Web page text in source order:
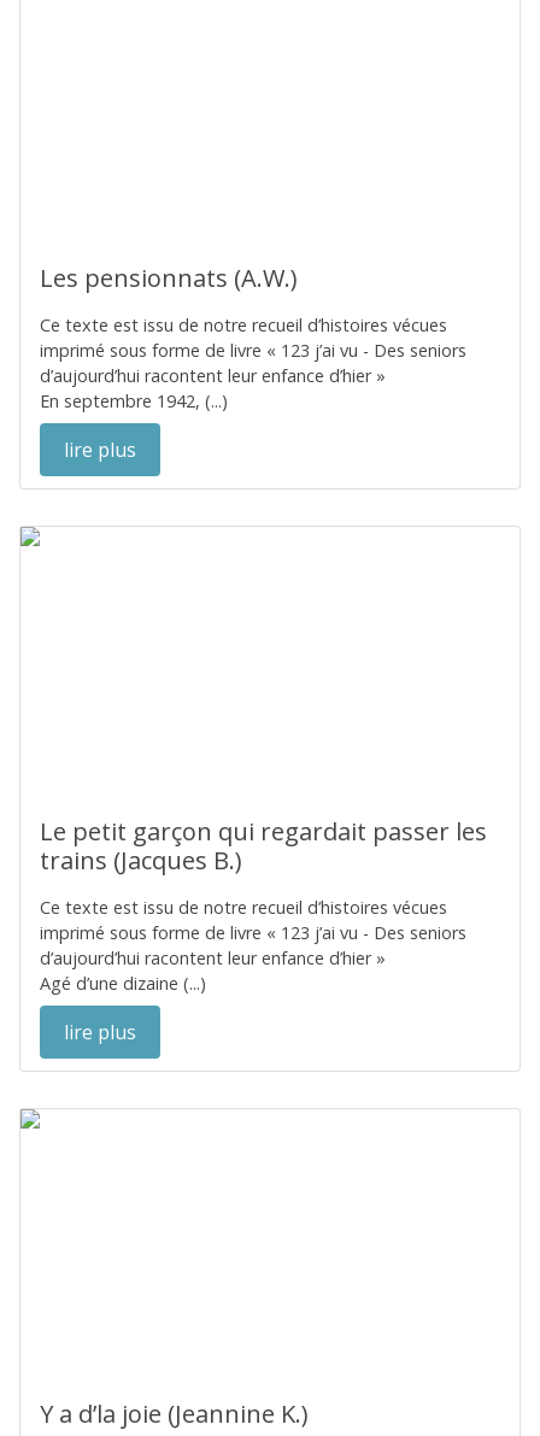
Les pensionnats (A.W.)
Ce texte est issu de notre recueil d’histoires vécues
imprimé sous forme de livre « 123 j’ai vu - Des seniors
d’aujourd’hui racontent leur enfance d’hier »
En septembre 1942, (...)
lire plus
Le petit garçon qui regardait passer les
trains (Jacques B.)
Ce texte est issu de notre recueil d’histoires vécues
imprimé sous forme de livre « 123 j’ai vu - Des seniors
d’aujourd’hui racontent leur enfance d’hier »
Agé d’une dizaine (...)
lire plus
Y a d’la joie (Jeannine K.)